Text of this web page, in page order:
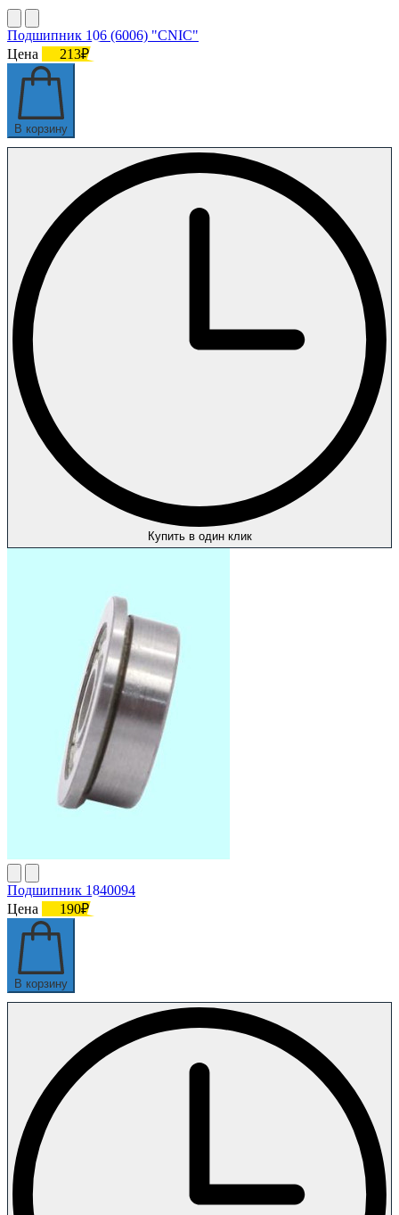
Подшипник 106 (6006) "CNIC"
Цена
213₽
В корзину
Купить в один клик
Подшипник 1840094
Цена
190₽
В корзину